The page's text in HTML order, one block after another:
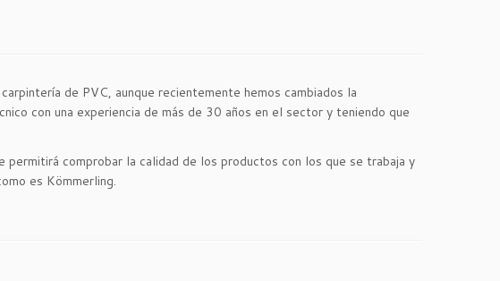
de PVC, aunque recientemente hemos cambiados la
con una experiencia de más de 30 años en el sector y teniendo que
comprobar la calidad de los productos con los que se trabaja y
es Kömmerling.